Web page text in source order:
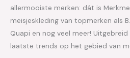
allermooiste merken: dát is
meisjeskleding van topmerken als
Quapi en nog veel meer!
laatste trends op het gebied van